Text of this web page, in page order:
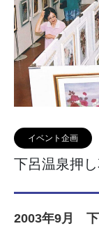
イベント企画
下呂温泉押
2003年9月